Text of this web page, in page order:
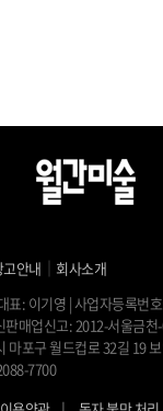
고안내
회사소개
표: 이기영 | 사업자등록번
판매업신고: 2012-서울금천
마포구 월드컵로 32길 19
7700